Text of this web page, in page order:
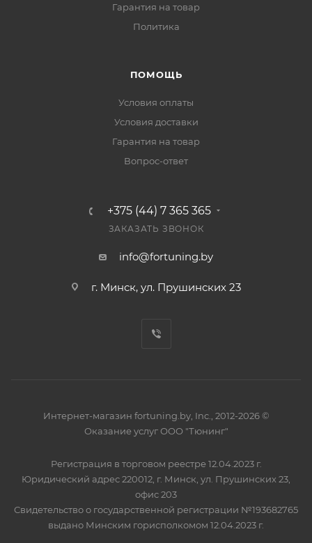
Гарантия на товар
Политика
ПОМОЩЬ
Условия оплаты
Условия доставки
Гарантия на товар
Вопрос-ответ
+375 (44) 7 365 365
ЗАКАЗАТЬ ЗВОНОК
info@fortuning.by
г. Минск, ул. Прушинских 23
Интернет-магазин fortuning.by, Inc., 2012-2026 ©
Оказание услуг ООО "Тюнинг"
Регистрация в торговом реестре 12.04.2023 г.
Юридический адрес 220012, г. Минск, ул. Прушинских 23,
офис 203
Свидетельство о государственной регистрации №193682765
выдано Минским горисполкомом 12.04.2023 г.